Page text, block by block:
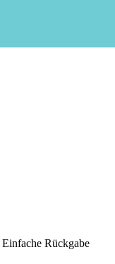
Einfache Rückgabe